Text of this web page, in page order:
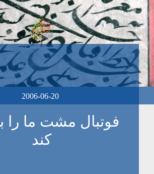
2006-06-20
فوتبال مشت ما را
کند